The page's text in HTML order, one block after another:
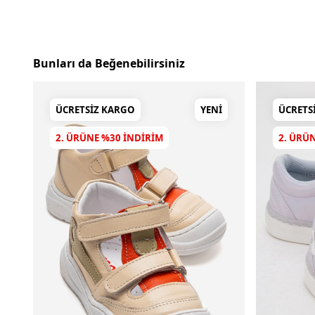
Bunları da Beğenebilirsiniz
ÜCRETSIZ KARGO YENI
2. ÜRÜNE %30 INDIRIM 2.